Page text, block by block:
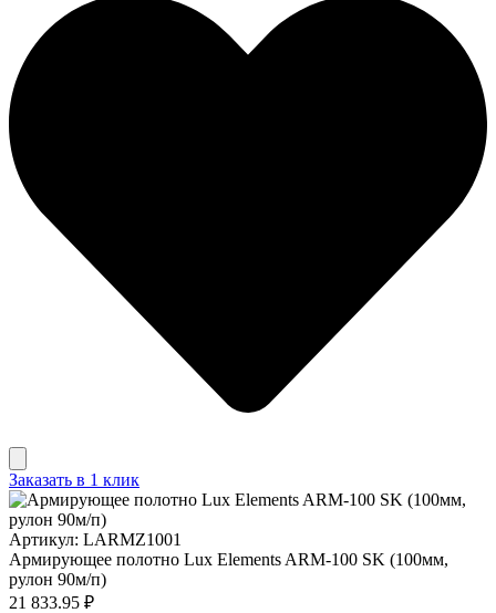
Заказать в 1 клик
Артикул: LARMZ1001
Армирующее полотно Lux Elements ARM-100 SK (100мм,
рулон 90м/п)
21 833.95 ₽